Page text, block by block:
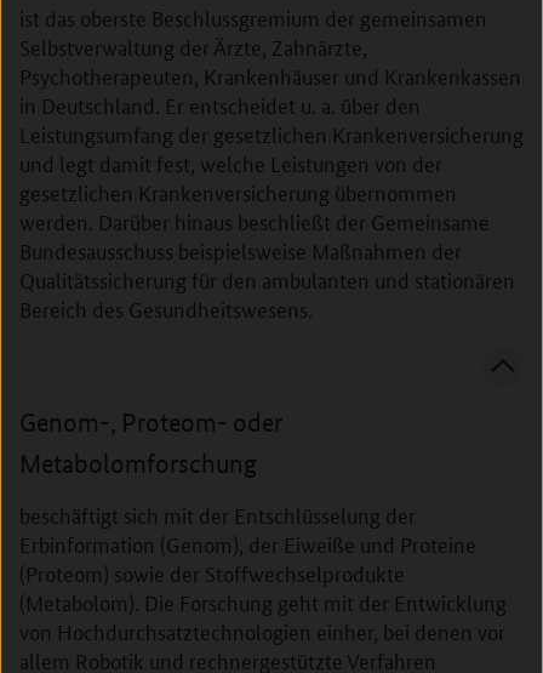
ist das oberste Beschlussgremium der gemeinsamen
Selbstverwaltung der Ärzte, Zahnärzte,
Psychotherapeuten, Krankenhäuser und Krankenkassen
in Deutschland. Er entscheidet u. a. über den
Leistungsumfang der gesetzlichen Krankenversicherung
und legt damit fest, welche Leistungen von der
gesetzlichen Krankenversicherung übernommen
werden. Darüber hinaus beschließt der Gemeinsame
Bundesausschuss beispielsweise Maßnahmen der
Qualitätssicherung für den ambulanten und stationären
Bereich des Gesundheitswesens.
Genom-, Proteom- oder
Metabolomforschung
beschäftigt sich mit der Entschlüsselung der
Erbinformation (Genom), der Eiweiße und Proteine
(Proteom) sowie der Stoffwechselprodukte
(Metabolom). Die Forschung geht mit der Entwicklung
von Hochdurchsatztechnologien einher, bei denen vor
allem Robotik und rechnergestützte Verfahren